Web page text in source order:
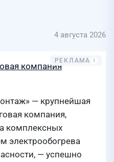
4 августа 2026
компания
— крупнейшая
компания,
комплексных
электрообогрева
— успешно